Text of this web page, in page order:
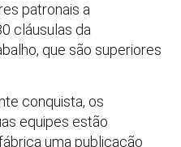
patronais a
cláusulas da
que são superiores
conquista, os
equipes estão
uma publicação